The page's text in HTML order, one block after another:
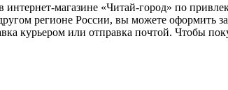
магазине «Читай-город» по
регионе России, вы можете оформить
курьером или отправка почтой. Чтобы